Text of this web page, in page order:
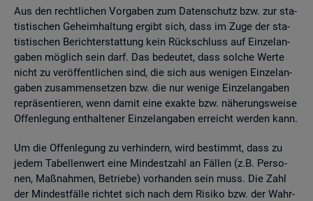
Aus den recht­li­chen Vor­ga­ben zum Da­ten­schutz bzw. zur sta­
tis­ti­schen Ge­heim­hal­tung er­gibt sich, dass im Zuge der sta­
tis­ti­schen Be­richt­erstat­tung kein Rück­schluss auf Ein­zel­an­
ga­ben mög­lich sein darf. Das be­deu­tet, dass sol­che Werte
nicht zu ver­öf­fent­li­chen sind, die sich aus we­ni­gen Ein­zel­an­
ga­ben zu­sam­men­set­zen bzw. die nur we­ni­ge Ein­zel­an­ga­ben
re­prä­sen­tie­ren, wenn damit eine ex­ak­te bzw. nä­he­rungs­wei­se
Of­fen­le­gung ent­hal­te­ner Ein­zel­an­ga­ben er­reicht wer­den kann.
Um die Of­fen­le­gung zu ver­hin­dern, wird be­stimmt, dass zu
jedem Ta­bel­len­wert eine Min­dest­zahl an Fäl­len (z.B. Per­so­
nen, Maß­nah­men, Be­trie­be) vor­han­den sein muss. Die Zahl
der Min­dest­fäl­le rich­tet sich nach dem Ri­si­ko bzw. der Wahr­